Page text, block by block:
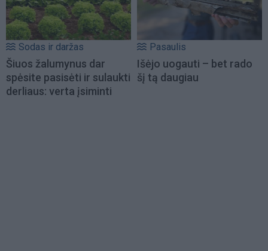
Sodas ir daržas
Šiuos žalumynus dar
spėsite pasisėti ir sulaukti
derliaus: verta įsiminti
Pasaulis
Išėjo uogauti – bet rado
šį tą daugiau